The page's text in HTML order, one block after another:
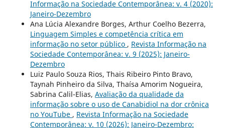
Informação na Sociedade Contemporânea: v. 4 (2020):
Janeiro-Dezembro
Ana Lúcia Alexandre Borges, Arthur Coelho Bezerra,
Linguagem Simples e competência crítica em
informação no setor público , Revista Informação na
Sociedade Contemporânea: v. 9 (2025): Janeiro-
Dezembro
Luiz Paulo Souza Rios, Thais Ribeiro Pinto Bravo,
Taynah Pinheiro da Silva, Thaísa Amorim Nogueira,
Sabrina Calil-Elias, Avaliação da qualidade da
informação sobre o uso de Canabidiol na dor crônica
no YouTube , Revista Informação na Sociedade
Contemporânea: v. 10 (2026): Janeiro-Dezembro: